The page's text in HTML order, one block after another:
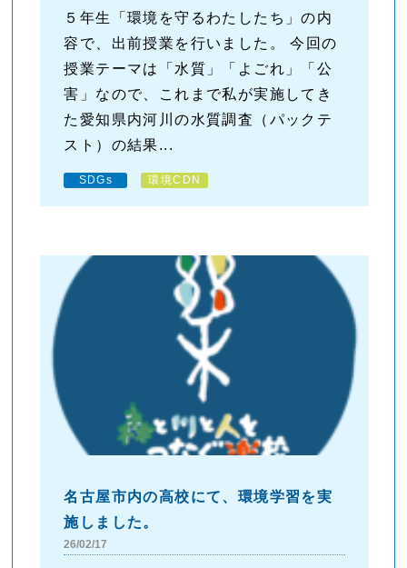
５年生「環境を守るわたしたち」の内
容で、出前授業を行いました。 今回の
授業テーマは「水質」「よごれ」「公
害」なので、これまで私が実施してき
た愛知県内河川の水質調査（パックテ
スト）の結果...
SDGs 環境CDN
名古屋市内の高校にて、環境学習を実
施しました。
26/02/17